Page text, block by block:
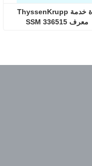
معرف SSM 336515